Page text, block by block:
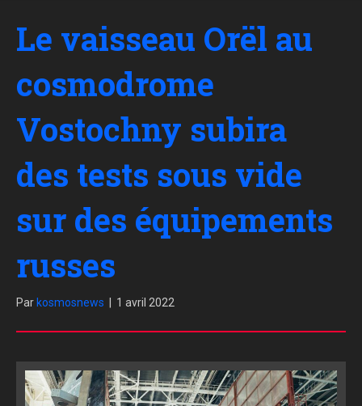
Le vaisseau Orël au
cosmodrome
Vostochny subira
des tests sous vide
sur des équipements
russes
Par kosmosnews 1 avril 2022